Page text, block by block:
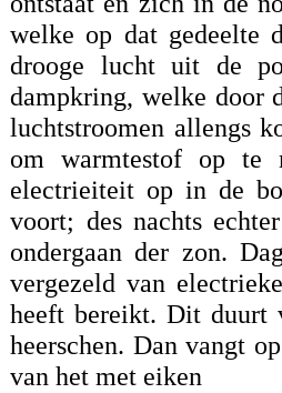
welke op dat gedeelte
drooge lucht uit de
dampkring, welke door
luchtstroomen allengs
om warmtestof op te
electrieiteit op in de
voort; des nachts
ondergaan der zon.
vergezeld van
heeft bereikt. Dit duurt
heerschen. Dan vangt
van het met eiken